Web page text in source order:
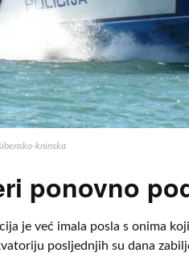
kninska
ponovno
je već imala posla s onima
posljednjih su dana